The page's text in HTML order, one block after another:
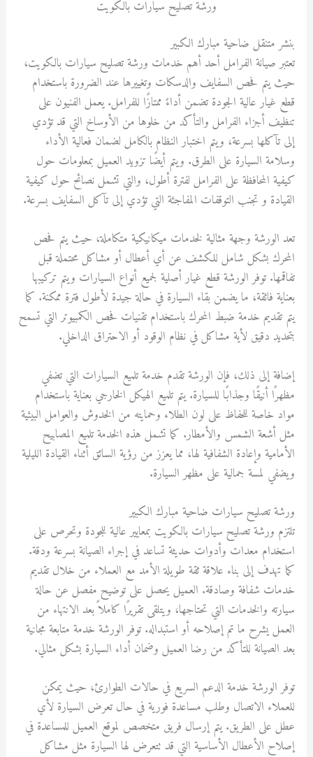
ورشة تصليح سيارات بالكويت
بنشر متنقل ضاحية مبارك الكبير
تعتبر صيانة الفرامل أحد أهم خدمات ورشة تصليح سيارات بالكويت،
حيث يتم فحص السفايف والدسكات وتغييرها عند الضرورة باستخدام
قطع غيار عالية الجودة تضمن أداءً ممتازًا للفرامل. يعمل الفنيون على
تنظيف أجزاء الفرامل والتأكد من خلوها من الأوساخ التي قد تؤدي
إلى تآكلها بسرعة، ويتم اختبار النظام بالكامل لضمان فعالية الأداء
وسلامة السيارة على الطرق. ويتم أيضًا تزويد العميل بمعلومات حول
كيفية المحافظة على الفرامل لفترة أطول، والتي تشمل نصائح حول كيفية
القيادة و تجنب التوقفات المفاجئة التي تؤدي إلى تآكل السفايف بسرعة.
تعد الورشة وجهة مثالية لخدمات ميكانيكية متكاملة، حيث يتم فحص
المحرك بشكل شامل للكشف عن أي أعطال أو مشاكل محتملة قبل
تفاقمها. توفر الورشة قطع غيار أصلية لجميع أنواع السيارات ويتم تركيبها
بعناية فائقة، ما يضمن بقاء السيارة في حالة جيدة لأطول فترة ممكنة. كما
يتم تقديم خدمة ضبط المحرك باستخدام تقنيات فحص الكمبيوتر التي تسمح
بتحديد دقيق لأية مشاكل في نظام الوقود أو الاحتراق الداخلي.
إضافة إلى ذلك، فإن الورشة تقدم خدمة تلميع السيارات التي تضفي
مظهرًا أنيقًا وجذابًا للسيارة. يتم تلميع الهيكل الخارجي بعناية باستخدام
مواد خاصة للحفاظ على لون الطلاء وحمايته من الخدوش والعوامل البيئية
مثل أشعة الشمس والأمطار. كما تشمل هذه الخدمة تلميع المصابيح
الأمامية وإعادة الشفافية لها، مما يعزز من رؤية السائق أثناء القيادة الليلية
ويضفي لمسة جمالية على مظهر السيارة.
ورشة تصليح سيارات ضاحية مبارك الكبير
تلتزم ورشة تصليح سيارات بالكويت بمعايير عالية للجودة وتحرص على
استخدام معدات وأدوات حديثة تساعد في إجراء الصيانة بسرعة ودقة.
كما تهدف إلى بناء علاقة ثقة طويلة الأمد مع العملاء من خلال تقديم
خدمات شفافة وصادقة. العميل يحصل على توضيح مفصل عن حالة
سيارته والخدمات التي تحتاجها، ويتلقى تقريرًا كاملاً بعد الانتهاء من
العمل يشرح ما تم إصلاحه أو استبداله. توفر الورشة خدمة متابعة مجانية
بعد الصيانة للتأكد من رضا العميل وضمان أداء السيارة بشكل مثالي.
توفر الورشة خدمة الدعم السريع في حالات الطوارئ، حيث يمكن
للعملاء الاتصال وطلب مساعدة فورية في حال تعرض السيارة لأي
عطل على الطريق. يتم إرسال فريق متخصص لموقع العميل للمساعدة في
إصلاح الأعطال الأساسية التي قد تتعرض لها السيارة مثل مشاكل